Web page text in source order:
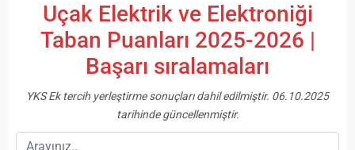
Uçak Elektrik ve Elektroniği
Taban Puanları 2025-2026 |
Başarı sıralamaları
YKS Ek tercih yerleştirme sonuçları dahil edilmiştir. 06.10.2025
tarihinde güncellenmiştir.